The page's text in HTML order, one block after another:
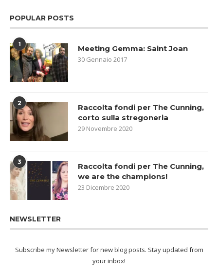
POPULAR POSTS
1 Meeting Gemma: Saint Joan
30 Gennaio 2017
2
Raccolta fondi per The Cunning,
corto sulla stregoneria
29 Novembre 2020
3
Raccolta fondi per The Cunning,
we are the champions!
23 Dicembre 2020
NEWSLETTER
Subscribe my Newsletter for new blog posts. Stay updated from
your inbox!